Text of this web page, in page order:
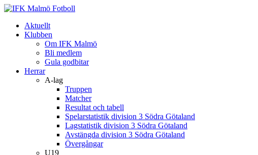
Aktuellt
Klubben
Om IFK Malmö
Bli medlem
Gula godbitar
Herrar
A-lag
Truppen
Matcher
Resultat och tabell
Spelarstatistik division 3 Södra Götaland
Lagstatistik division 3 Södra Götaland
Avstängda division 3 Södra Götaland
Övergångar
U19